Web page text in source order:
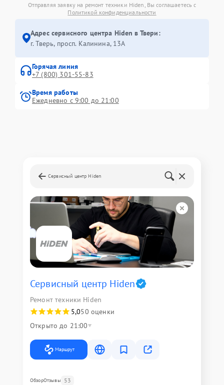
Отправляя заявку на ремонт техники Hiden, Вы соглашаетесь с
Политикой конфиденциальности
Адрес сервисного центра Hiden в Твери:
г. Тверь, просп. Калинина, 13А
Горячая линия
+7 (800) 301-55-83
Время работы
Ежедневно с 9:00 до 21:00
Сервисный центр Hiden
Сервисный центр Hiden
Ремонт техники Hiden
5,050 оценки
Открыто до 21:00
Маршрут
ОбзорОтзывы 53